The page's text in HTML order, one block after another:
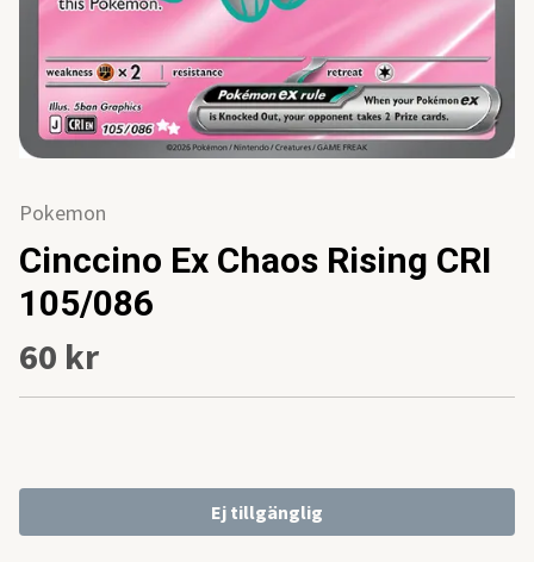
Pokemon
Cinccino Ex Chaos Rising CRI
105/086
60 kr
Ej tillgänglig